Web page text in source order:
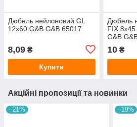
Дюбель нейлоновий GL
12x60 G&B G&B 65017
8,09 ₴
Купити
Дюбель
FIX
G&B
10₴
Акційні пропозиції та новинки
–21% –19%